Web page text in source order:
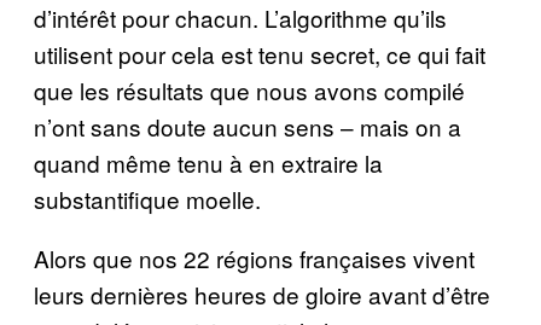
d’intérêt pour chacun. L’algorithme qu’ils
utilisent pour cela est tenu secret, ce qui fait
que les résultats que nous avons compilé
n’ont sans doute aucun sens – mais on a
quand même tenu à en extraire la
substantifique moelle.
Alors que nos 22 régions françaises vivent
leurs dernières heures de gloire avant d’être